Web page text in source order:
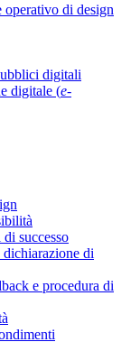
operativo di design
digitali
digitale (e-
successo
di
e procedura di